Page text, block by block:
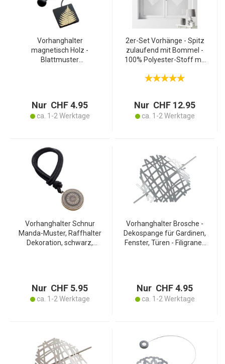
Vorhanghalter
magnetisch Holz -
Blattmuster
Stilvolle Deko
Nur CHF 4.95
ca. 1-2 Werktage
2er-Set Vorhänge - Spitz
zulaufend mit Bommel -
100% Polyester-Stoff mit
& Grau - 60x90cm -
Nur CHF 12.95
ca. 1-2 Werktage
Vorhanghalter Schnur
Manda-Muster, Raffhalter
Dekoration, schwarz,
Nur CHF 5.95
ca. 1-2 Werktage
Vorhanghalter Brosche -
Dekospange für Gardinen,
Fenster, Türen - Filigranes
Nur CHF 4.95
ca. 1-2 Werktage